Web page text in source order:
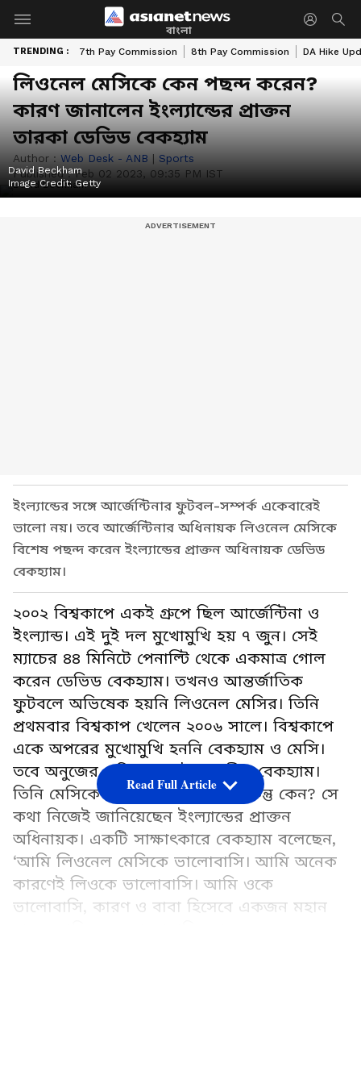
বাংলা
TRENDING : 7th Pay Commission 8th Pay Commission DA Hike
লিওনেল মেসিকে কেন পছন্দ করেন?
কারণ জানালেন ইংল্যান্ডের প্রাক্তন
তারকা ডেভিড বেকহ্যাম
Author : Web Desk - ANB | Sports
Published :Feb 02 2023, 09:35 PM IST
David Beckham
Image Credit:Getty
ইংল্যান্ডের সঙ্গে আর্জেন্টিনার ফুটবল-সম্পর্ক একেবারেই
ভালো নয়। তবে আর্জেন্টিনার অধিনায়ক লিওনেল মেসিকে
বিশেষ পছন্দ করেন ইংল্যান্ডের প্রাক্তন অধিনায়ক ডেভিড
বেকহ্যাম।
২০০২ বিশ্বকাপে একই গ্রুপে ছিল আর্জেন্টিনা ও
ইংল্যান্ড। এই দুই দল মুখোমুখি হয় ৭ জুন। সেই
ম্যাচের ৪৪ মিনিটে পেনাল্টি থেকে একমাত্র গোল
করেন ডেভিড বেকহ্যাম। তখনও আন্তর্জাতিক
ফুটবলে অভিষেক হয়নি লিওনেল মেসির। তিনি
প্রথমবার বিশ্বকাপ খেলেন ২০০৬ সালে। বিশ্বকাপে
একে অপরের মুখোমুখি হননি বেকহ্যাম ও মেসি।
তবে অনুজের প্রতি বরাবরই শ্রদ্ধাশীল বেকহ্যাম।
তিনি মেসিকে বিশেষ পছন্দ করেন। কিন্তু কেন? সে
কথা নিজেই জানিয়েছেন ইংল্যান্ডের প্রাক্তন
অধিনায়ক। একটি সাক্ষাৎকারে বেকহ্যাম বলেছেন,
‘আমি লিওনেল মেসিকে ভালোবাসি। আমি অনেক
কারণেই লিওকে ভালোবাসি। আমি ওকে
ভালোবাসি, কারণ ও বাবা হিসেবে একজন মহান
Read Full Article